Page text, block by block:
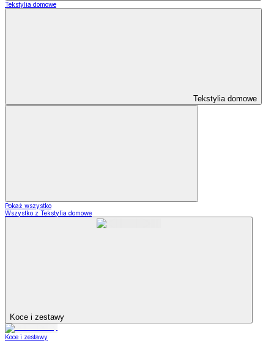
Tekstylia domowe
Tekstylia domowe
Pokaż wszystko
Wszystko z Tekstylia domowe
Koce i zestawy
Koce i zestawy